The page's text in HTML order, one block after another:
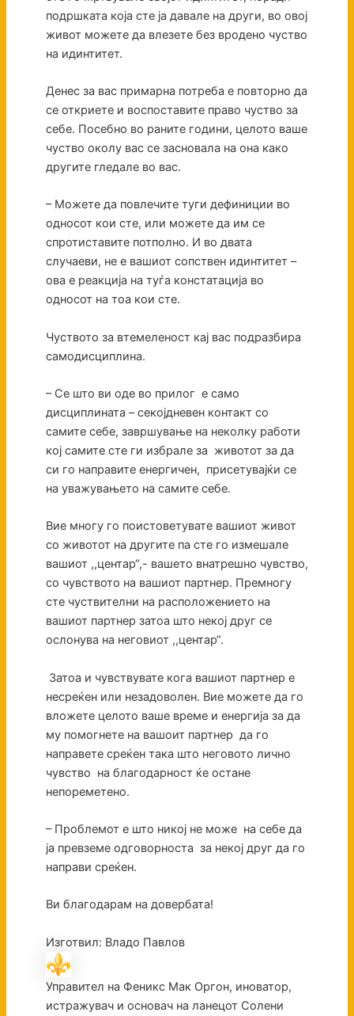
подршката која сте ја давале на други, во овој
живот можете да влезете без вродено чуство
на идинтитет.
Денес за вас примарна потреба е повторно да
се откриете и воспоставите право чуство за
себе. Посебно во раните години, целото ваше
чуство околу вас се засновала на она како
другите гледале во вас.
– Можете да повлечите туги дефиниции во
односот кои сте, или можете да им се
спротиставите потполно. И во двата
случаеви, не е вашиот сопствен идинтитет –
ова е реакција на туѓа констатација во
односот на тоа кои сте.
Чуството за втемеленост кај вас подразбира
самодисциплина.
– Се што ви оде во прилог е само
дисциплината – секојдневен контакт со
самите себе, завршување на неколку работи
кој самите сте ги избрале за животот за да
си го направите енергичен, присетувајќи се
на уважувањето на самите себе.
Вие многу го поистоветувате вашиот живот
со животот на другите па сте го измешале
вашиот ,,центар“,- вашето внатрешно чувство,
со чувството на вашиот партнер. Премногу
сте чуствителни на расположението на
вашиот партнер затоа што некој друг се
ослонува на неговиот ,,центар“.
Затоа и чувствувате кога вашиот партнер е
несреќен или незадоволен. Вие можете да го
вложете целото ваше време и енергија за да
му помогнете на вашоит партнер да го
направете среќен така што неговото лично
чувство на благодарност ќе остане
непореметено.
– Проблемот е што никој не може на себе да
ја превземе одговорноста за некој друг да го
направи среќен.
Ви благодарам на довербата!
Изготвил: Владо Павлов
Управител на Феникс Мак Оргон, иноватор,
истражувач и основач на ланецот Солени